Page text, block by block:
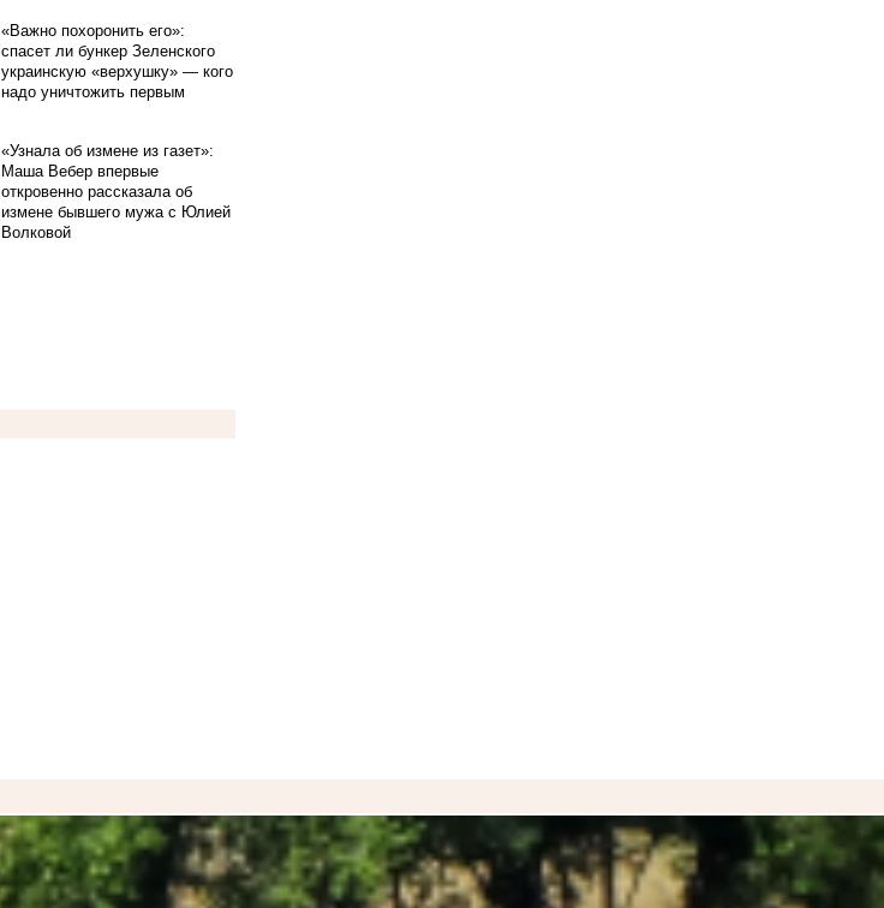
«Важно похоронить его»:
спасет ли бункер Зеленского
украинскую «верхушку» — кого
надо уничтожить первым
«Узнала об измене из газет»:
Маша Вебер впервые
откровенно рассказала об
измене бывшего мужа с Юлией
Волковой